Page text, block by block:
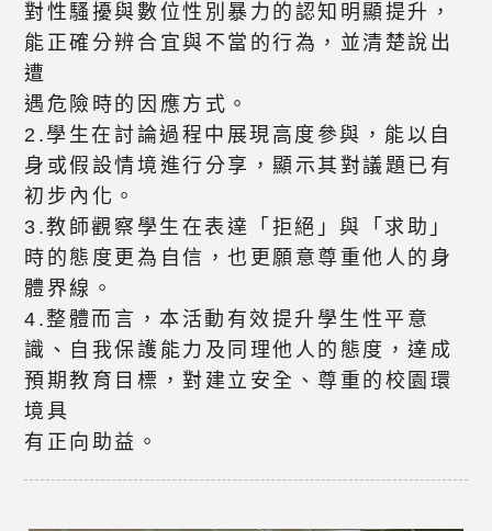
對性騷擾與數位性別暴力的認知明顯提升，
能正確分辨合宜與不當的行為，並清楚說出
遭
遇危險時的因應方式。
2.學生在討論過程中展現高度參與，能以自
身或假設情境進行分享，顯示其對議題已有
初步內化。
3.教師觀察學生在表達「拒絕」與「求助」
時的態度更為自信，也更願意尊重他人的身
體界線。
4.整體而言，本活動有效提升學生性平意
識、自我保護能力及同理他人的態度，達成
預期教育目標，對建立安全、尊重的校園環
境具
有正向助益。